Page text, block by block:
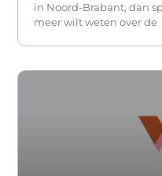
in Noord-Brabant, dan
meer wilt weten over de